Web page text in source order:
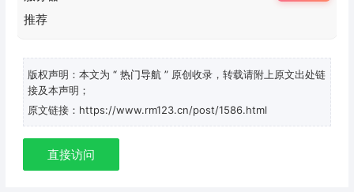
版权声明：本文为 “ 热门导航 ” 原创收录，转载请附上原文出处链
接及本声明；
原文链接：https://www.rm123.cn/post/1586.html
直接访问